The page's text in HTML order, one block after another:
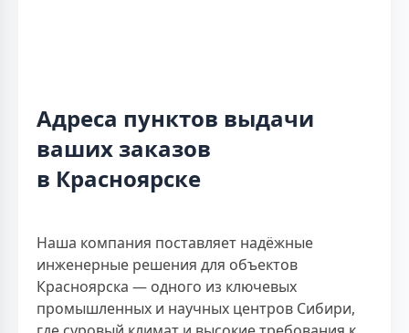
Адреса пунктов выдачи
ваших заказов
в Красноярске
Наша компания поставляет надёжные
инженерные решения для объектов
Красноярска — одного из ключевых
промышленных и научных центров Сибири,